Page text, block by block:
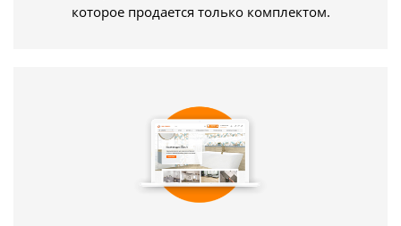
которое продается только комплектом.